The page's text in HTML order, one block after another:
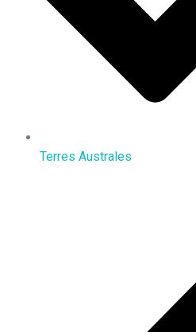
Terres Australes